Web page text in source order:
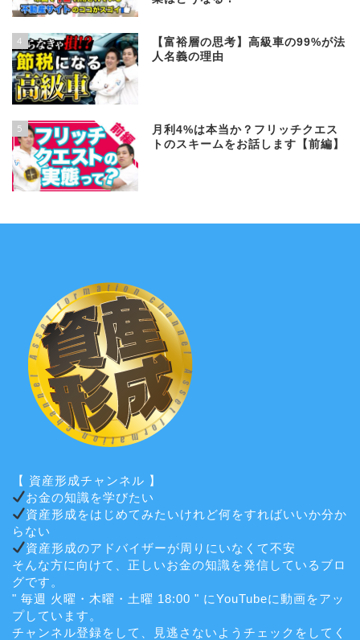
4
【富裕層の思考】高級車の99%が法
人名義の理由
5
月利4%は本当か？フリッチクエス
トのスキームをお話します【前編】
【 資産形成チャンネル 】
お金の知識を学びたい
資産形成をはじめてみたいけれど何をすればいいか分か
らない
資産形成のアドバイザーが周りにいなくて不安
そんな方に向けて、正しいお金の知識を発信しているブロ
グです。
" 毎週 火曜・木曜・土曜 18:00 " にYouTubeに動画をアッ
プしています。
チャンネル登録をして、見逃さないようチェックをしてく